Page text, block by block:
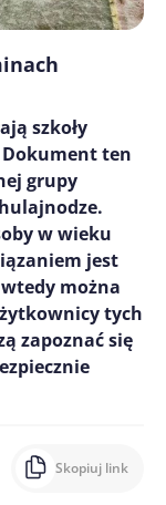
szkoły
ten
grupy
w wieku
jest
można
tych
zapoznać się
Skopiuj link